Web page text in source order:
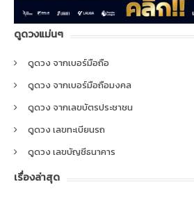
ดูดวงแม่นๆ
ดูดวง จากเบอร์มือถือ
ดูดวง จากเบอร์มือถือมงคล
ดูดวง จากเลขบัตรประชาชน
ดูดวง เลขทะเบียนรถ
ดูดวง เลขบัญชีธนาคาร
เรื่องล่าสุด